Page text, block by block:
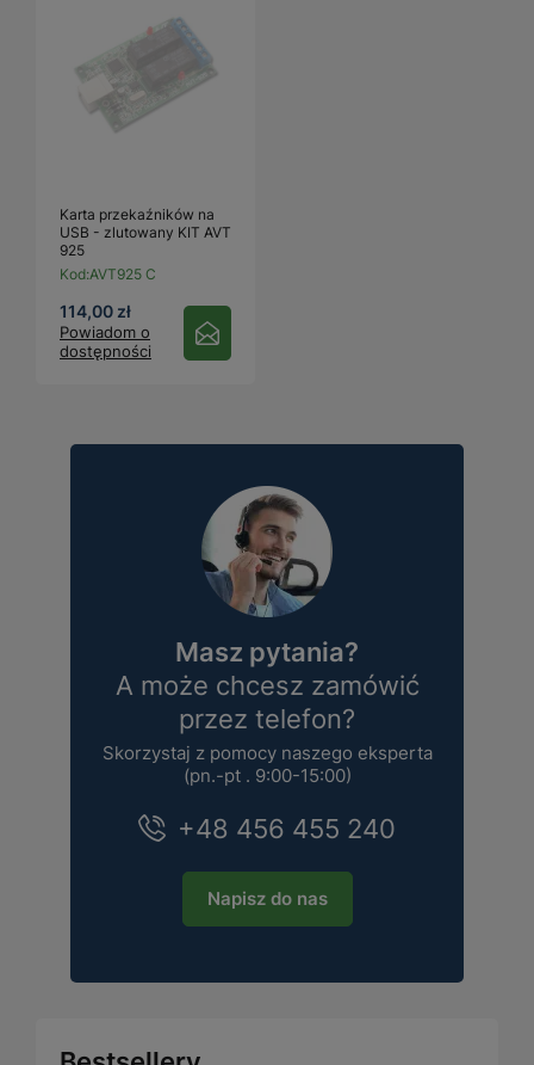
Karta przekaźników na
USB - zlutowany KIT AVT
925
Kod:AVT925 C
114,00 zł
Powiadom o
dostępności
Masz pytania?
A może chcesz zamówić
przez telefon?
Skorzystaj z pomocy naszego eksperta
(pn.-pt . 9:00-15:00)
+48 456 455 240
Napisz do nas